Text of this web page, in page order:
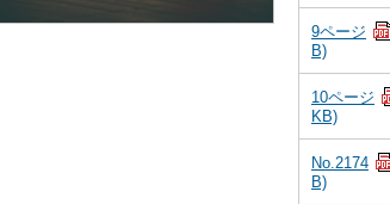
9ページ
B)
10ページ
KB)
No.2174
B)